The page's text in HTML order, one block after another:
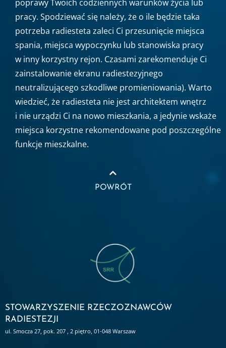
poprawy Twoich codziennych warunków życia lub
pracy. Spodziewać się należy, że o ile będzie taka
potrzeba radiesteta zaleci Ci przesunięcie miejsca
spania, miejsca wypoczynku lub stanowiska pracy
w inny korzystny rejon. Czasami zarekomenduje Ci
zainstalowanie ekranu radiestezyjnego
neutralizującego szkodliwe promieniowania). Warto
wiedzieć, że radiesteta nie jest architektem wnętrz
i nie urządzi Ci na nowo mieszkania, a jedynie wskaże
miejsca korzystne rekomendowane pod poszczególne
funkcje mieszkalne.
POWRÓT
STOWARZYSZENIE RZECZOZNAWCÓW
RADIESTEZJI
ul. Smocza 27, pok. 207 , 2 piętro, 01-048 Warszaw